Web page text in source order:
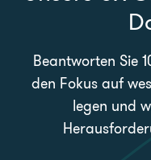
Beantworten Sie
den Fokus auf
legen und